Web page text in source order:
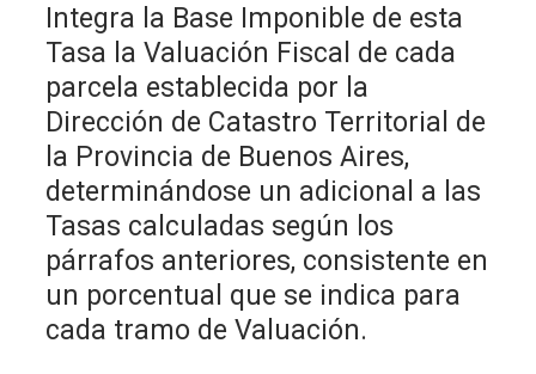
Integra la Base Imponible de esta
Tasa la Valuación Fiscal de cada
parcela establecida por la
Dirección de Catastro Territorial de
la Provincia de Buenos Aires,
determinándose un adicional a las
Tasas calculadas según los
párrafos anteriores, consistente en
un porcentual que se indica para
cada tramo de Valuación.